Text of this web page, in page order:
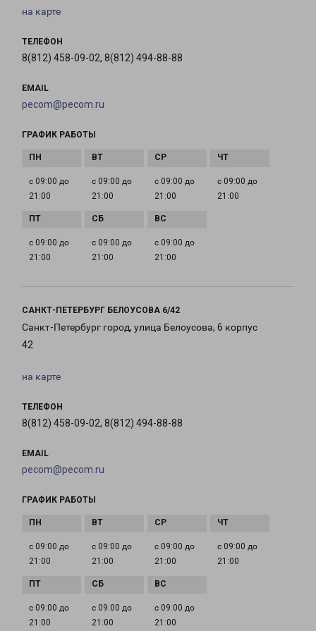
на карте
ТЕЛЕФОН
8(812) 458-09-02, 8(812) 494-88-88
EMAIL
pecom@pecom.ru
ГРАФИК РАБОТЫ
с 09:00 до
21:00
с 09:00 до
21:00
с 09:00 до
21:00
с 09:00 до
21:00
с 09:00 до
21:00
с 09:00 до
21:00
с 09:00 до
21:00
САНКТ-ПЕТЕРБУРГ БЕЛОУСОВА 6/42
Санкт-Петербург город, улица Белоусова, 6 корпус
42
на карте
ТЕЛЕФОН
8(812) 458-09-02, 8(812) 494-88-88
EMAIL
pecom@pecom.ru
ГРАФИК РАБОТЫ
с 09:00 до
21:00
с 09:00 до
21:00
с 09:00 до
21:00
с 09:00 до
21:00
с 09:00 до
21:00
с 09:00 до
21:00
с 09:00 до
21:00